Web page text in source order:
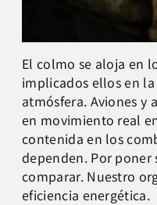
El colmo se aloja en
implicados ellos en
atmósfera. Aviones y
en movimiento real
contenida en los
dependen. Por
comparar. Nuestro
eficiencia energética.